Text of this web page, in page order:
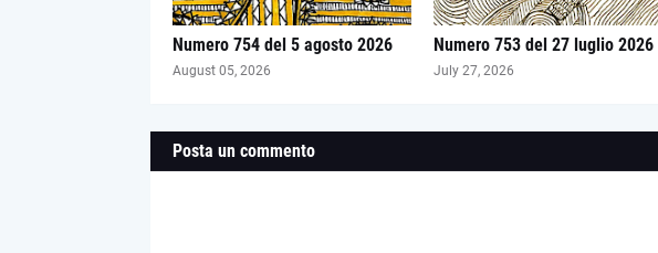
Numero 754 del 5 agosto 2026
August 05, 2026
Numero 753 del 27 luglio 2026
July 27, 2026
Posta un commento